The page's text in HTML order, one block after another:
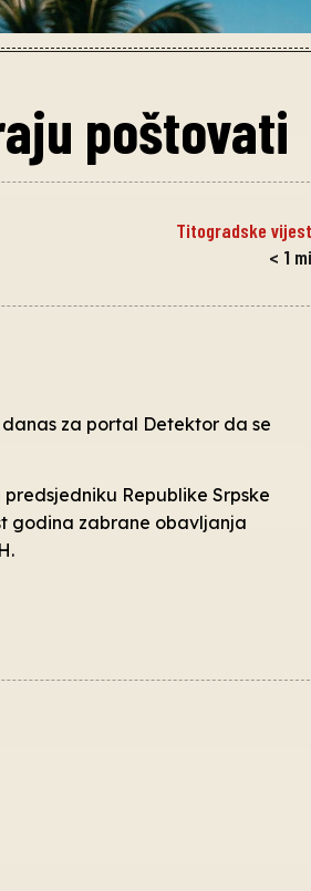
poštovati
Titogradske
< 1
za portal Detektor da se
Republike Srpske
godina zabrane obavljanja